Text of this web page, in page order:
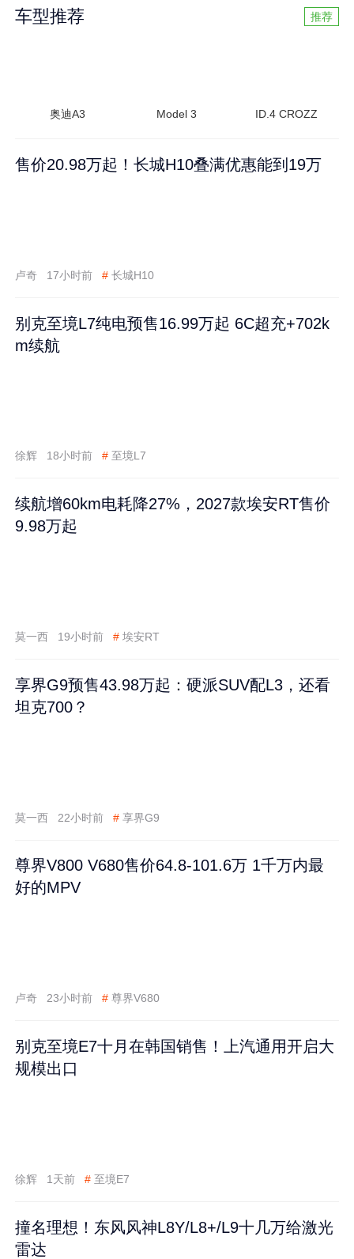
车型推荐 推荐
奥迪A3 Model 3 ID.4 CROZZ
售价20.98万起！长城H10叠满优惠能到19万
卢奇 17小时前 # 长城H10
别克至境L7纯电预售16.99万起 6C超充+702k
m续航
徐辉 18小时前 # 至境L7
续航增60km电耗降27%，2027款埃安RT售价
9.98万起
莫一西 19小时前 # 埃安RT
享界G9预售43.98万起：硬派SUV配L3，还看
坦克700？
莫一西 22小时前 # 享界G9
尊界V800 V680售价64.8-101.6万 1千万内最
好的MPV
卢奇 23小时前 # 尊界V680
别克至境E7十月在韩国销售！上汽通用开启大
规模出口
徐辉 1天前 # 至境E7
撞名理想！东风风神L8Y/L8+/L9十几万给激光
雷达